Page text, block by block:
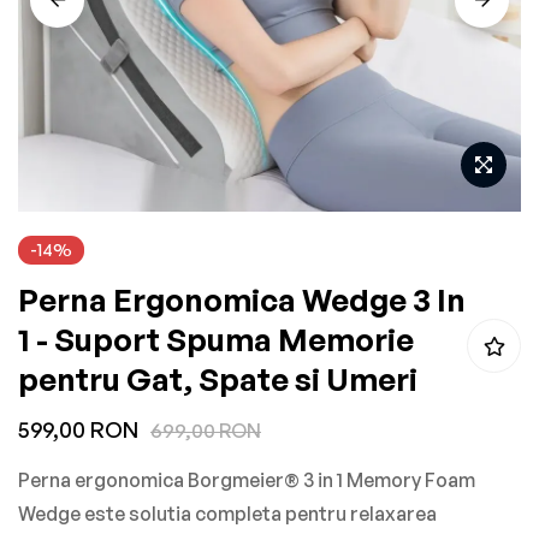
to
the
beginning
the
images
-14%
Perna Ergonomica Wedge 3 In
1 - Suport Spuma Memorie
pentru Gat, Spate si Umeri
599,00 RON 699,00 RON
Perna ergonomica Borgmeier® 3 in 1 Memory Foam
Wedge este solutia completa pentru relaxarea